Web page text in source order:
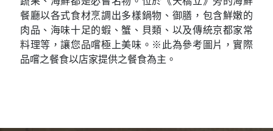
Gastronomy
餐食特色